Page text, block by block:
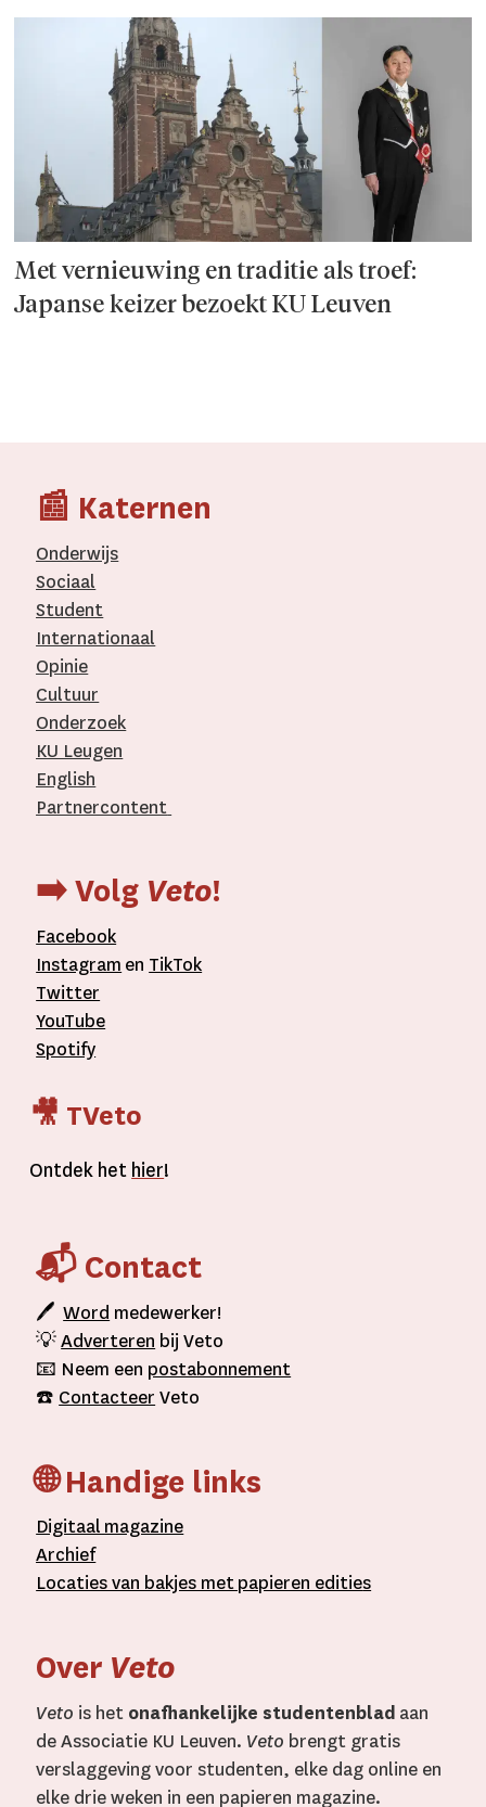
Met vernieuwing en traditie als troef:
Japanse keizer bezoekt KU Leuven
📰 Katernen
Onderwijs
Sociaal
Student
Internationaal­
Opinie
Cultuur
Onderzoek
KU Leugen
English
Partnercontent
➡️ Volg Veto!
Facebook
Instagram en TikTok
Twitter
YouTube
Spotify
🎥 TVeto
Ontdek het hier!
📬 Contact
🖊Word medewerker!
💡Adverteren bij Veto
📧 Neem een postabonnement
☎️ Contacteer Veto
🌐 Handige links
Digitaal magazine
Archief
Locaties van bakjes metpapieren edities
Over Veto
Veto is het onafhankelijke studentenblad aan
de Associatie KU Leuven. Veto brengt gratis
verslaggeving voor studenten, elke dag online en
elke drie weken in een papieren magazine.